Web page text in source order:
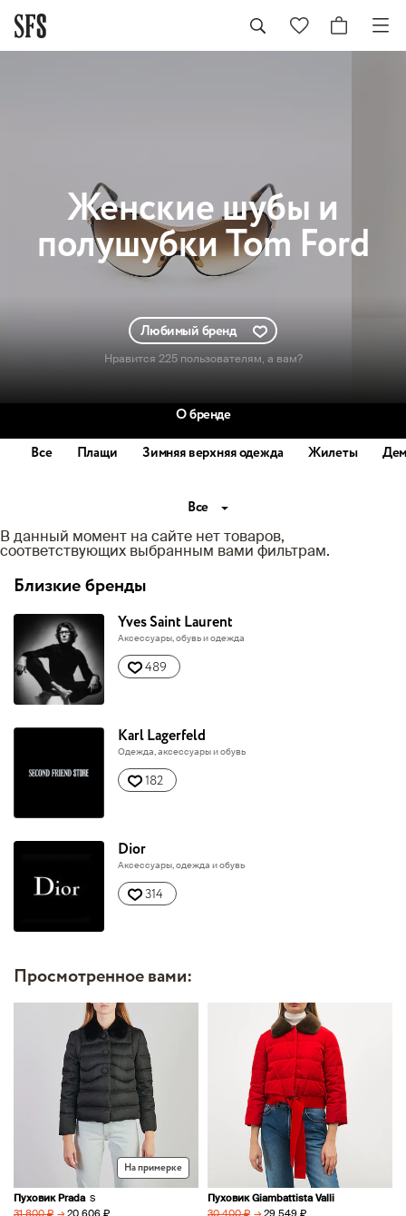
Женскиешубы и
полушубки Tom Ford
Любимый бренд
Нравится 225 пользователям, а вам?
О бренде
Все
Плащи Зимняя верхняя одежда Жилеты
Все
В данный момент на сайте нет товаров,
соответствующих выбранным вами фильтрам.
Близкие бренды
Yves Saint Laurent
Аксессуары, обувь и одежда
489
Karl Lagerfeld
Одежда, аксессуары и обувь
182
Dior
Аксессуары, одежда и обувь
314
Просмотренное вами:
На примерке
Пуховик Prada S
31 800 ₽ → 20 606 ₽
Пуховик Giambattista Valli
30 400 ₽ → 29 549 ₽